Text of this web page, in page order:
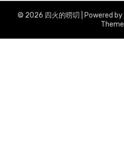
© 2026 四火的唠叨 | Powered by
Theme